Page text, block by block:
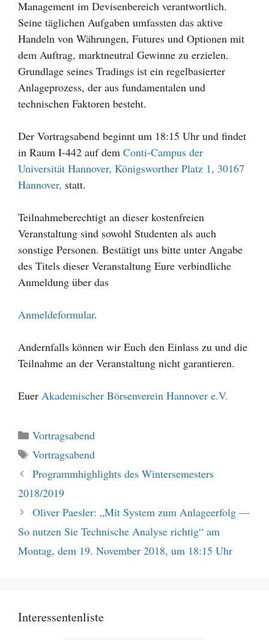
Management im Devisenbereich verantwortlich.
Seine täglichen Aufgaben umfassten das aktive
Handeln von Währungen, Futures und Optionen mit
dem Auftrag, marktneutral Gewinne zu erzielen.
Grundlage seines Tradings ist ein regelbasierter
Anlageprozess, der aus fundamentalen und
technischen Faktoren besteht.
Der Vortragsabend beginnt um 18:15 Uhr und findet
in Raum I-442 auf dem Conti-Campus der
Universität Hannover, Königsworther Platz 1, 30167
Hannover, statt.
Teilnahmeberechtigt an dieser kostenfreien
Veranstaltung sind sowohl Studenten als auch
sonstige Personen. Bestätigt uns bitte unter Angabe
des Titels dieser Veranstaltung Eure verbindliche
Anmeldung über das
Anmeldeformular.
Andernfalls können wir Euch den Einlass zu und die
Teilnahme an der Veranstaltung nicht garantieren.
Euer Akademischer Börsenverein Hannover e.V.
Kategorien
Vortragsabend
Schlagwörter
Vortragsabend
Programmhighlights des Wintersemesters
2018/2019
Oliver Paesler: „Mit System zum Anlageerfolg —
So nutzen Sie Technische Analyse richtig“ am
Montag, dem 19. November 2018, um 18:15 Uhr
Interessentenliste